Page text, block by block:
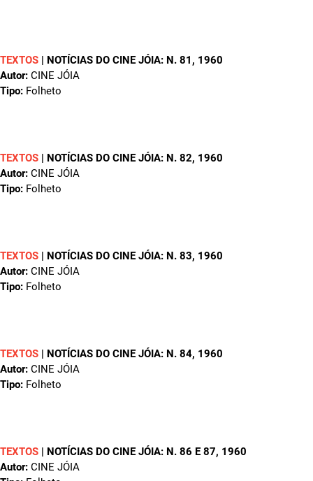
TEXTOS | NOTÍCIAS DO CINE JÓIA: N. 81 , 1960
Autor: CINE JÓIA
Tipo: Folheto
TEXTOS | NOTÍCIAS DO CINE JÓIA: N. 82, 1960
Autor: CINE JÓIA
Tipo: Folheto
TEXTOS | NOTÍCIAS DO CINE JÓIA: N. 83, 1960
Autor: CINE JÓIA
Tipo: Folheto
TEXTOS | NOTÍCIAS DO CINE JÓIA: N. 84, 1960
Autor: CINE JÓIA
Tipo: Folheto
TEXTOS | NOTÍCIAS DO CINE JÓIA: N. 86 E 87, 1960
Autor: CINE JÓIA